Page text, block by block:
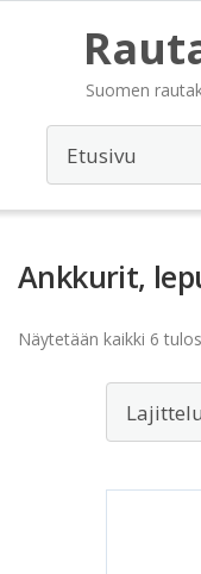
Suomen
Ankkurit,
Näytetään kaikki 6